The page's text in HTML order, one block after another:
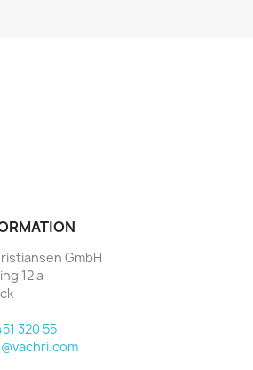
GmbH
12 a
320 55